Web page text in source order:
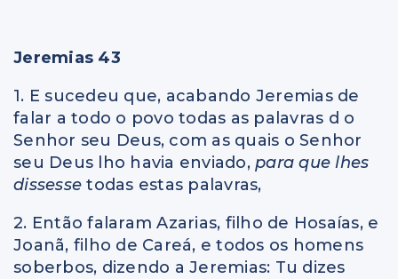
Jeremias 43
1. E sucedeu que, acabando Jeremias de
falar a todo o povo todas as palavras d o
Senhor seu Deus, com as quais o Senhor
seu Deus lho havia enviado, para que lhes
dissessetodas estas palavras,
2. Então falaram Azarias, filho de Hosaías, e
Joanã, filho de Careá, e todos os homens
soberbos, dizendo a Jeremias: Tu dizes